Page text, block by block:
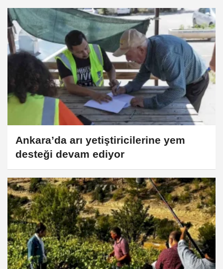
Ankara’da arı yetiştiricilerine yem
desteği devam ediyor